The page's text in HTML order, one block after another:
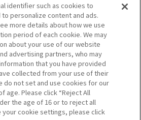
シャルメディアポリシー
の取り扱いに関する保護方針
Information著作権・商標について
identifier such as cookies to
personalize content and ads.
more details about how we use
period of each cookie. We may
about your use of our website
advertising partners, who may
that you have provided
collected from your use of their
do not set and use cookies for our
age. Please click “Reject All
the age of 16 or to reject all
your cookie settings, please click